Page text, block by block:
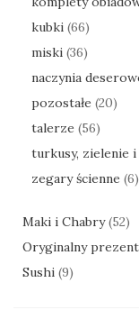
kubki (66)
miski (36)
naczynia
pozostałe (20)
talerze (56)
turkusy, zielenie i
zegary ścienne (6)
Maki i Chabry (52)
Oryginalny
Sushi (9)